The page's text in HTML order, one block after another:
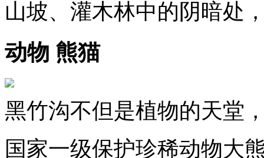
山坡、灌木林中的阴暗处
动物 熊猫
黑竹沟不但是植物的天堂
国家一级保护珍稀动物大